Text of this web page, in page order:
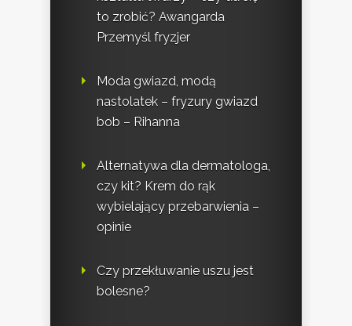
to zrobić? Awangarda
Przemyśl fryzjer
Moda gwiazd, modą
nastolatek – fryzury gwiazd
bob – Rihanna
Alternatywa dla dermatologa,
czy kit? Krem do rąk
wybielający przebarwienia –
opinie
Czy przekłuwanie uszu jest
bolesne?